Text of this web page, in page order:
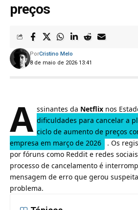
preços
8 de maio de 2026 13:41
PorCristino Melo
A ssinantes da Netflix nos
dificuldades para cancelar a
ciclo de aumento de preços
empresa em março de 2026
. Os
por fóruns como Reddit e redes
processo de cancelamento é
mensagem de erro que gerou
problema.